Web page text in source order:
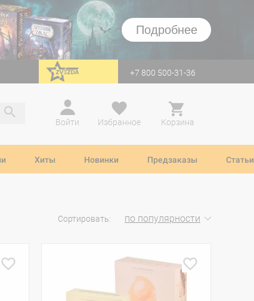
Подробнее
перейти на Zvezda +7 800 500-31-36
Войти
Избранное Корзина
Хиты Новинки Предзаказы Статьи
Сортировать: по популярности